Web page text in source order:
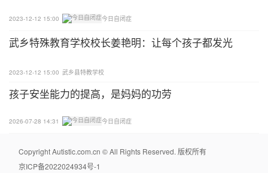
2023-12-12 15:00 今日自闭症
武乡特殊教育学校校长姜艳明：让每个孩子都发光
2023-12-12 15:00 武乡县特教学校
孩子安坐能力的提高，是妈妈的功劳
2026-07-28 14:31 今日自闭症
Copyright Autistic.com.cn © All Rights Reserved. 版权所有
京ICP备2022024934号-1